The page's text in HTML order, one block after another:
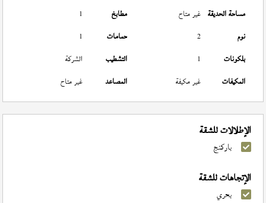
مساحة الحديقة غير متاح مطابخ
1
نوم
2 حمامات
1
بلكونات
1 التشطيب
الشركة
المكيفات
غير مكيفة المصاعد غير متاح
الإطلالات للشقة
باركنج
الإتجاهات للشقة
بحري